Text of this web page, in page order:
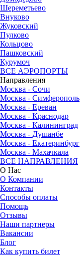
Шереметьево
Внуково
Жуковский
Пулково
Кольцово
Пашковский
Курумоч
ВСЕ АЭРОПОРТЫ
Направления
Москва - Сочи
Москва - Симферополь
Москва - Ереван
Москва - Краснодар
Москва - Калининград
Москва - Душанбе
Москва - Екатеринбург
Москва - Махачкала
ВСЕ НАПРАВЛЕНИЯ
О Нас
О Компании
Контакты
Способы оплаты
Помощь
Отзывы
Наши партнеры
Вакансии
Блог
Как купить билет